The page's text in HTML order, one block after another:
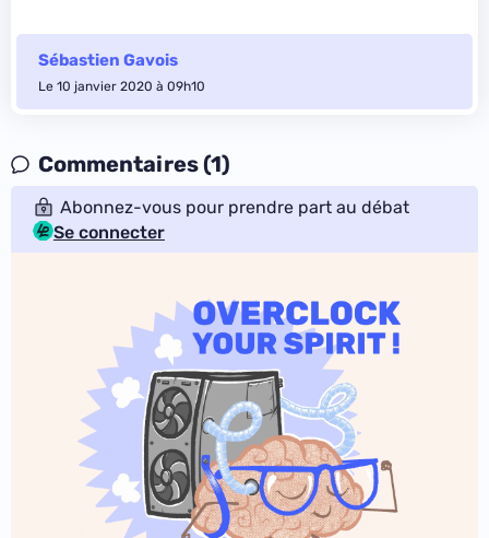
Sébastien Gavois
Le 10 janvier 2020 à 09h10
Commentaires (1)
Abonnez-vous pour prendre part au débat
Se connecter